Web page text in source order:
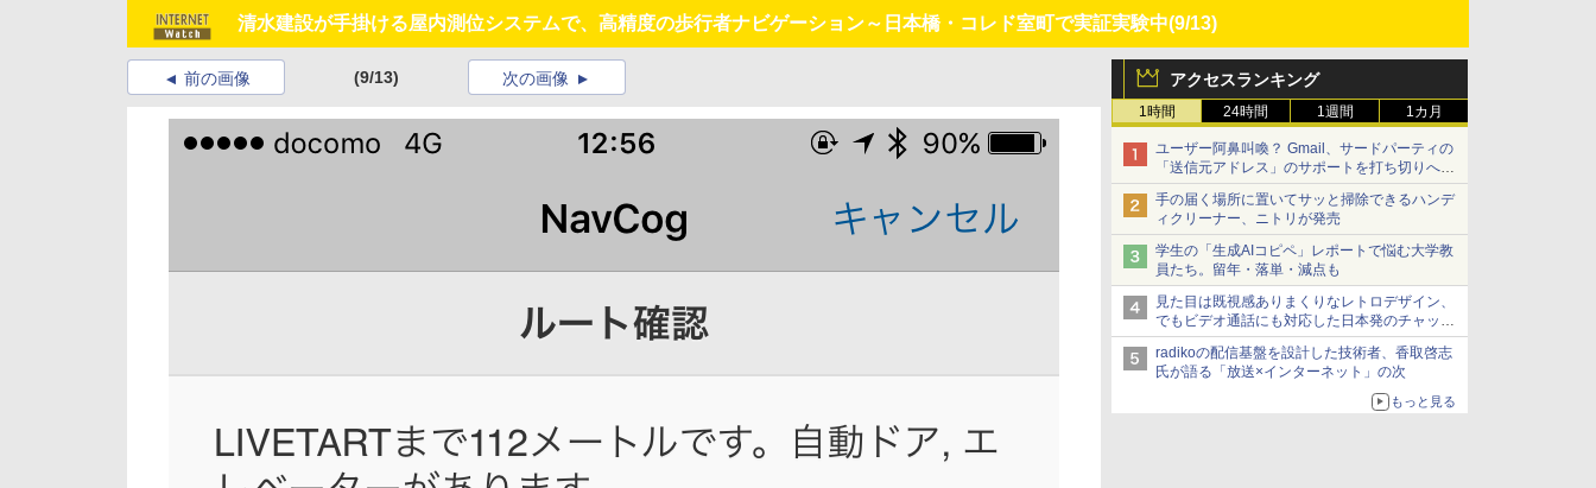
清水建設が手掛ける屋内測位システムで、高精度の歩行者ナビゲーション～日本橋・コレド室町で実証実験中(9/13)
アクセスランキング
1時間 24時間 1週間 1カ月
ユーザー阿鼻叫喚？ Gmail、サードパーティの
「送信元アドレス」のサポートを打ち切りへ
【やじうまWatch】
手の届く場所に置いてサッと掃除できるハンデ
ィクリーナー、ニトリが発売
学生の「生成AIコピペ」レポートで悩む大学教
員たち。留年・落単・減点も
見た目は既視感ありまくりなレトロデザイン、
でもビデオ通話にも対応した日本発のチャット
アプリが登場【やじうまWatch】
radikoの配信基盤を設計した技術者、香取啓志
氏が語る「放送×インターネット」の次
もっと見る
前の画像 (9/13) 次の画像